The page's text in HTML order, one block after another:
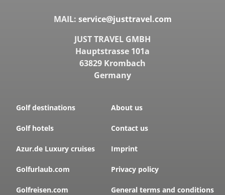
MAIL: service@justtravel.com
JUST TRAVEL GMBH
Hauptstrasse 101a
63829 Krombach
Germany
Golf destinations
Golf hotels
Azur.de Luxury cruises
Golfurlaub.com
Golfreisen.com
About us
Contact us
Imprint
Privacy policy
General terms and conditions